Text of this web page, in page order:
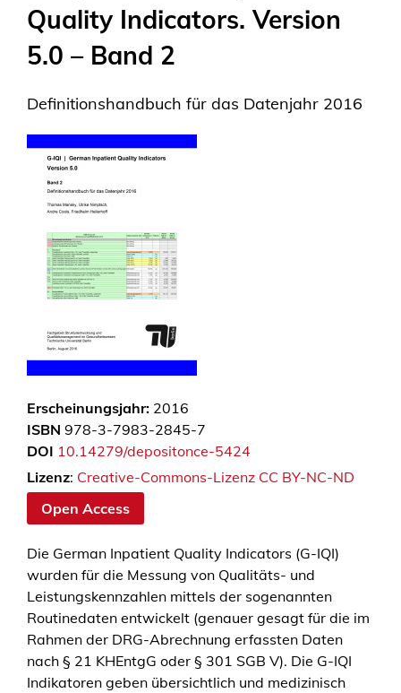
Quality Indicators. Version
5.0 – Band 2
Definitionshandbuch für das Datenjahr 2016
Erscheinungsjahr: 2016
ISBN 978-3-7983-2845-7
DOI 10.14279/depositonce-5424
Lizenz: Creative-Commons-Lizenz CC BY-NC-ND
Open Access
Die German Inpatient Quality Indicators (G-IQI)
wurden für die Messung von Qualitäts- und
Leistungskennzahlen mittels der sogenannten
Routinedaten entwickelt (genauer gesagt für die im
Rahmen der DRG-Abrechnung erfassten Daten
nach § 21 KHEntgG oder § 301 SGB V). Die G-IQI
Indikatoren geben übersichtlich und medizinisch